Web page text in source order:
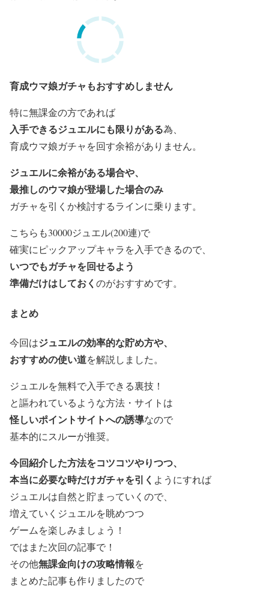
育成ウマ娘ガチャもおすすめしません
特に無課金の方であれば
入手できるジュエルにも限りがある為、
育成ウマ娘ガチャを回す余裕がありません。
ジュエルに余裕がある場合や、
最推しのウマ娘が登場した場合のみ
ガチャを引くか検討するラインに乗ります。
こちらも30000ジュエル(200連)で
確実にピックアップキャラを入手できるので、
いつでもガチャを回せるよう
準備だけはしておく のがおすすめです。
まとめ
今回はジュエルの効率的な貯め方や、
おすすめの使い道を解説しました。
ジュエルを無料で入手できる裏技！
と謳われているような方法・サイトは
怪しいポイントサイトへの誘導なので
基本的にスルーが推奨。
今回紹介した方法をコツコツやりつつ、
本当に必要な時だけガチャを引く ようにすれば
ジュエルは自然と貯まっていくので、
増えていくジュエルを眺めつつ
ゲームを楽しみましょう！
ではまた次回の記事で！
その他無課金向けの攻略情報を
まとめた記事も作りましたので